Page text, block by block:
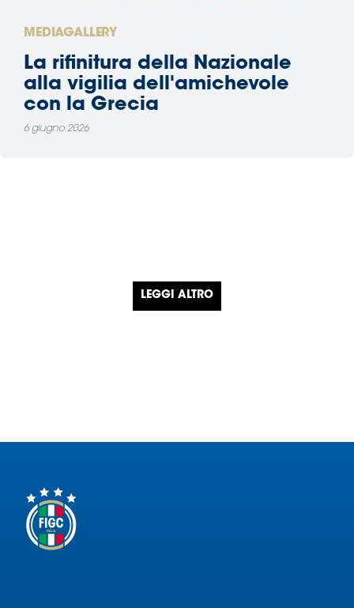
MEDIAGALLERY
La rifinitura della Nazionale
alla vigilia dell'amichevole
con la Grecia
6 giugno 2026
LEGGI ALTRO